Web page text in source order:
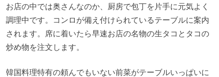
お店の中では奥さんなのか、厨房で包丁を片手に元気よく
調理中です。コンロが備え付けられているテーブルに案内
されます。席に着いたら早速お店の名物の生タコとタコの
炒め物を注文します。
韓国料理特有の頼んでもいない前菜がテーブルいっぱいに